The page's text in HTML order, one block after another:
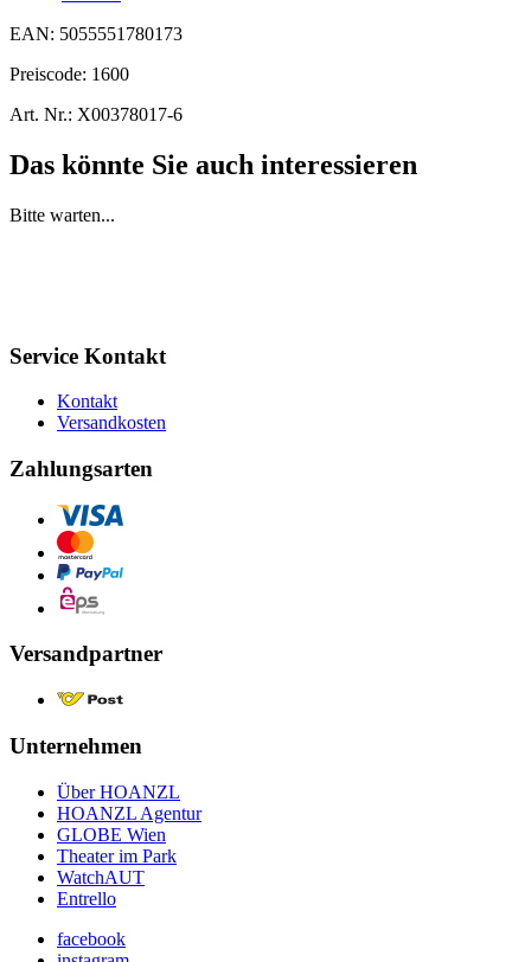
EAN: 5055551780173
Preiscode: 1600
Art. Nr.: X00378017-6
Das könnte Sie auch interessieren
Bitte warten...
Service Kontakt
Kontakt
Versandkosten
Zahlungsarten
Versandpartner
Unternehmen
Über HOANZL
HOANZL Agentur
GLOBE Wien
Theater im Park
WatchAUT
Entrello
facebook